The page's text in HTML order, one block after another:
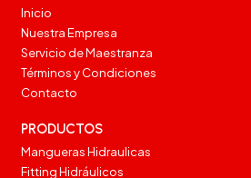
Inicio
Nuestra Empresa
Servicio de Maestranza
Términos y Condiciones
Contacto
PRODUCTOS
Mangueras Hidraulicas
Fitting Hidráulicos